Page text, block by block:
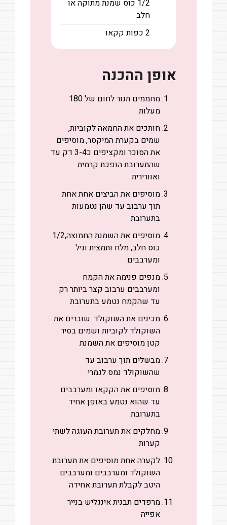
1/2 כוס שמנת מתוקה או
חלב
2 כפות קקאו
אופן ההכנה
מחממים תנור לחום של 180
מעלות
חותכים את החמאה לקוביות,
שמים בקערת המיקסר, מוסיפים
את הסוכר ומקציפים כ3-4 דק עד
שהתערובת הופכת קרמית
ואוורירית
מוסיפים את הביצים אחת אחת
תוך ערבוב עד שהן נטמעות
בתערובת
מוסיפים את השמנת החמוצה,1/2
כוס חלב, מלח ותמצית וניל
ומערבבים
מנפים פנימה את הקמח
ומערבבים ערבוב קצר ביותר רק
עד שהקמח נטמע בתערובת
מכינים את השוקולד: שוברים את
השוקולד לקוביות ושמים בסיר
קטן מוסיפים את השמנת
מבשלים תוך ערבוב עד
שהשוקולד נמס לגמרי
מוסיפים את הקקאו ומערבבים
עד שהוא נטמע באופן אחיד
בתערובת
מחלקים את תערובת העוגה לשתי
קערות
לקערה אחת מוסיפים את תערובת
השוקולד ומערבבים ומערבבים
היטב לקבלת תערובת אחידה
מרפדים תבנית אינגליש בנייר
אפייה